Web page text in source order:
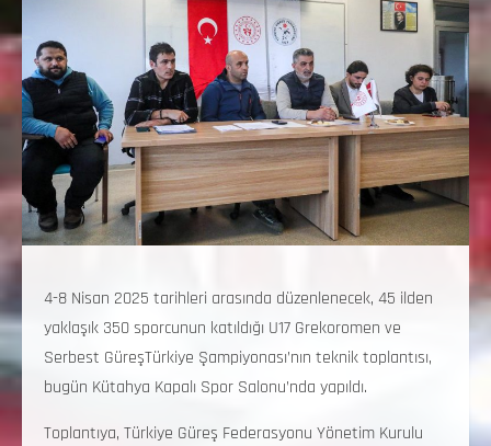
4-8 Nisan 2025 tarihleri arasında düzenlenecek, 45 ilden
yaklaşık 350 sporcunun katıldığı U17 Grekoromen ve
Serbest GüreşTürkiye Şampiyonası’nın teknik toplantısı,
bugün Kütahya Kapalı Spor Salonu’nda yapıldı.
Toplantıya, Türkiye Güreş Federasyonu Yönetim Kurulu